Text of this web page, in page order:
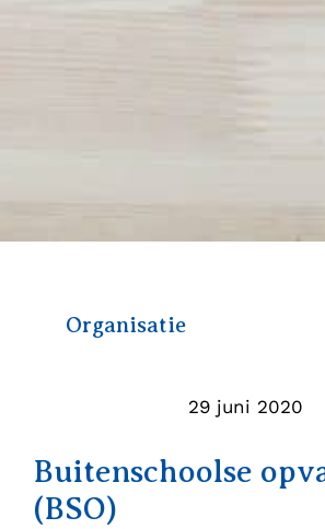
Organisatie
29 juni 2020
Buitenschoolse
(BSO)